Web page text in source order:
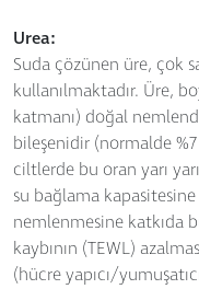
Urea:
Suda çözünen üre, çok
kullanılmaktadır. Üre,
katmanı) doğal
bileşenidir (normalde %7
ciltlerde bu oran yarı
su bağlama
nemlenmesine katkıda
kaybının (TEWL)
(hücre yapıcı/